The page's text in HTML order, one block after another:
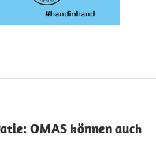
OMAS können auch